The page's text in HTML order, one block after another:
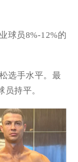
球员8%-12%的
选手水平。最
持平。